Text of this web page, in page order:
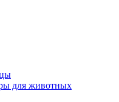
для животных